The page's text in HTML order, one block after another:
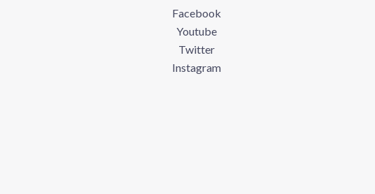
Facebook
Youtube
Twitter
Instagram